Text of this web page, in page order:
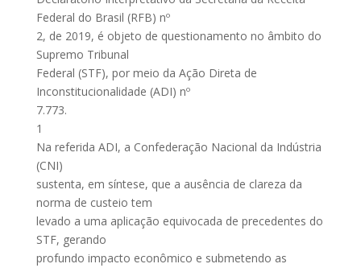
Federal do Brasil (RFB) nº
2, de 2019, é objeto de questionamento no âmbito do
Supremo Tribunal
Federal (STF), por meio da Ação Direta de
Inconstitucionalidade (ADI) nº
7.773.
1
Na referida ADI, a Confederação Nacional da Indústria
(CNI)
sustenta, em síntese, que a ausência de clareza da
norma de custeio tem
levado a uma aplicação equivocada de precedentes do
STF, gerando
profundo impacto econômico e submetendo as